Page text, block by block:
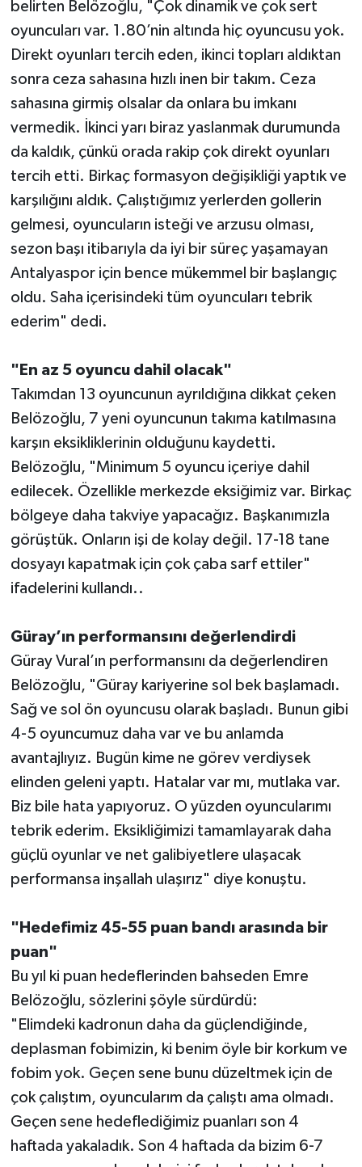
belirten Belözoğlu, "Çok dinamik ve çok sert
oyuncuları var. 1.80’nin altında hiç oyuncusu yok.
Direkt oyunları tercih eden, ikinci topları aldıktan
sonra ceza sahasına hızlı inen bir takım. Ceza
sahasına girmiş olsalar da onlara bu imkanı
vermedik. İkinci yarı biraz yaslanmak durumunda
da kaldık, çünkü orada rakip çok direkt oyunları
tercih etti. Birkaç formasyon değişikliği yaptık ve
karşılığını aldık. Çalıştığımız yerlerden gollerin
gelmesi, oyuncuların isteği ve arzusu olması,
sezon başı itibarıyla da iyi bir süreç yaşamayan
Antalyaspor için bence mükemmel bir başlangıç
oldu. Saha içerisindeki tüm oyuncuları tebrik
ederim" dedi.
"En az 5 oyuncu dahil olacak"
Takımdan 13 oyuncunun ayrıldığına dikkat çeken
Belözoğlu, 7 yeni oyuncunun takıma katılmasına
karşın eksikliklerinin olduğunu kaydetti.
Belözoğlu, "Minimum 5 oyuncu içeriye dahil
edilecek. Özellikle merkezde eksiğimiz var. Birkaç
bölgeye daha takviye yapacağız. Başkanımızla
görüştük. Onların işi de kolay değil. 17-18 tane
dosyayı kapatmak için çok çaba sarf ettiler"
ifadelerini kullandı..
Güray’ın performansını değerlendirdi
Güray Vural’ın performansını da değerlendiren
Belözoğlu, "Güray kariyerine sol bek başlamadı.
Sağ ve sol ön oyuncusu olarak başladı. Bunun gibi
4-5 oyuncumuz daha var ve bu anlamda
avantajlıyız. Bugün kime ne görev verdiysek
elinden geleni yaptı. Hatalar var mı, mutlaka var.
Biz bile hata yapıyoruz. O yüzden oyuncularımı
tebrik ederim. Eksikliğimizi tamamlayarak daha
güçlü oyunlar ve net galibiyetlere ulaşacak
performansa inşallah ulaşırız" diye konuştu.
"Hedefimiz 45-55 puan bandı arasında bir
puan"
Bu yıl ki puan hedeflerinden bahseden Emre
Belözoğlu, sözlerini şöyle sürdürdü:
"Elimdeki kadronun daha da güçlendiğinde,
deplasman fobimizin, ki benim öyle bir korkum ve
fobim yok. Geçen sene bunu düzeltmek için de
çok çalıştım, oyuncularım da çalıştı ama olmadı.
Geçen sene hedeflediğimiz puanları son 4
haftada yakaladık. Son 4 haftada da bizim 6-7